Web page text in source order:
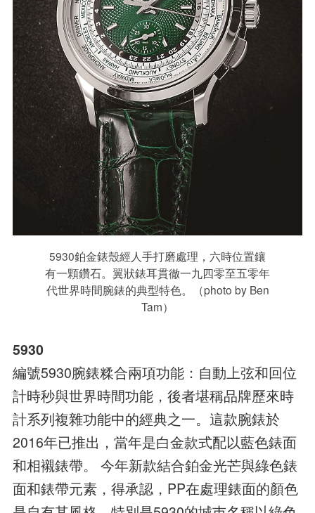
5930鉑金錶殼經人手打磨處理，六時位置鑲
有一顆鑽石。翼狀錶耳貫徹一九四零至五零年
代世界時間腕錶的典型特色。（photo by Ben
Tam）
5930
編號5930腕錶糅合兩項功能：自動上弦和回位
計時秒與世界時間功能，後者堪稱品牌歷來時
計系列複雜功能中的經典之一。這款腕錶於
2016年已推出，當年是白金款式配以藍色錶面
和相襯錶帶。 今年新款結合鉑金光芒與綠色錶
面和錶帶元素，得承認，PP在處理錶面的顏色